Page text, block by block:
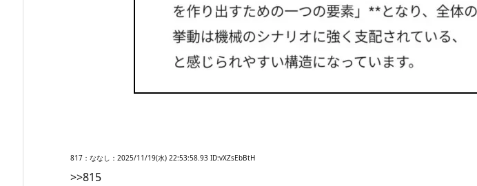
817：ななし：2025/11/19(水) 22:53:58.93 ID:vXZsEbBtH
>>815